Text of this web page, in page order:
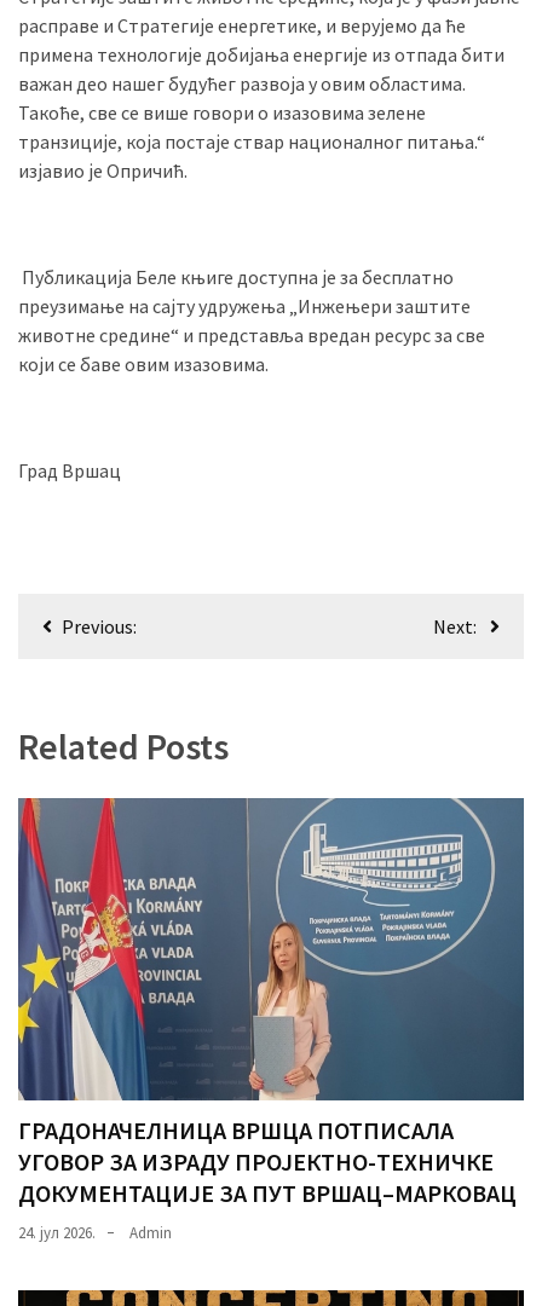
расправе и Стратегије енергетике, и верујемо да ће
примена технологије добијања енергије из отпада бити
важан део нашег будућег развоја у овим областима.
Такоће, све се више говори о изазовима зелене
транзиције, која постаје ствар националног питања.“
изјавио је Опричић.
Публикација Беле књиге доступна је за бесплатно
преузимање на сајту удружења „Инжењери заштите
животне средине“ и представља вредан ресурс за све
који се баве овим изазовима.
Град Вршац
Кретање
Previous: Next:
Related Posts
ГРАДОНАЧЕЛНИЦА ВРШЦА ПОТПИСАЛА
УГОВОР ЗА ИЗРАДУ ПРОЈЕКТНО-ТЕХНИЧКЕ
ДОКУМЕНТАЦИЈЕ ЗА ПУТ ВРШАЦ–МАРКОВАЦ
24. јул 2026. Admin